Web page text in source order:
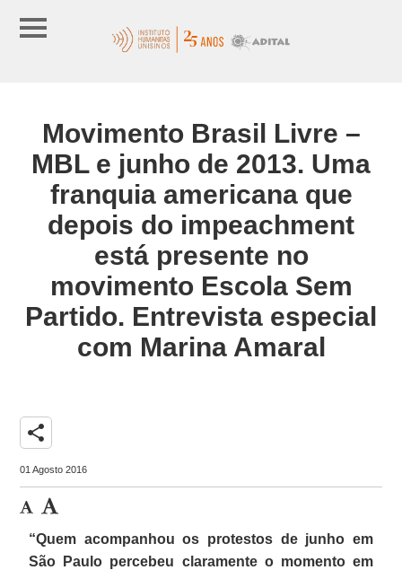
Movimento Brasil Livre –
MBL e junho de 2013. Uma
franquia americana que
depois do impeachment
está presente no
movimento Escola Sem
Partido. Entrevista especial
com Marina Amaral
share
01 Agosto 2016
“Quem acompanhou os protestos de junho em
São Paulo percebeu claramente o momento em